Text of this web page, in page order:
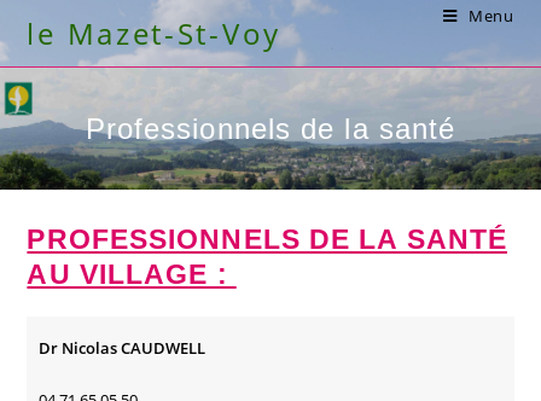
to
content
le Mazet-St-Voy Menu
Professionnels de la santé
PROFESSIONNELS DE LA SANTÉ
AU VILLAGE :
Dr Nicolas CAUDWELL